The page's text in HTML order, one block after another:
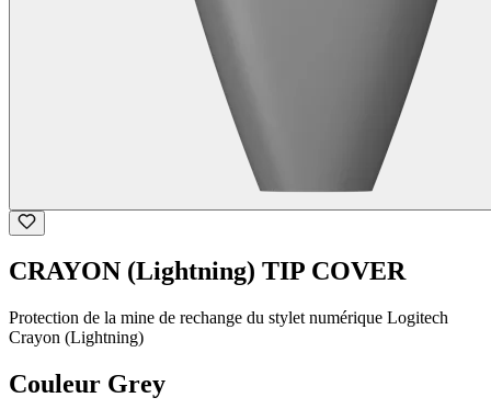
CRAYON (Lightning) TIP COVER
Protection de la mine de rechange du stylet numérique Logitech
Crayon (Lightning)
Couleur Grey